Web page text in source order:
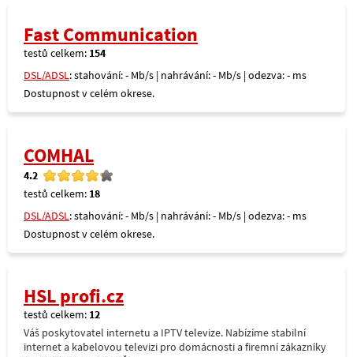
Fast Communication
testů celkem: 154
DSL/ADSL: stahování: - Mb/s | nahrávání: - Mb/s | odezva: - ms
Dostupnost v celém okrese.
COMHAL
4.2
testů celkem: 18
DSL/ADSL: stahování: - Mb/s | nahrávání: - Mb/s | odezva: - ms
Dostupnost v celém okrese.
HSL profi.cz
testů celkem: 12
Váš poskytovatel internetu a IPTV televize. Nabízíme stabilní
internet a kabelovou televizi pro domácnosti a firemní zákazníky